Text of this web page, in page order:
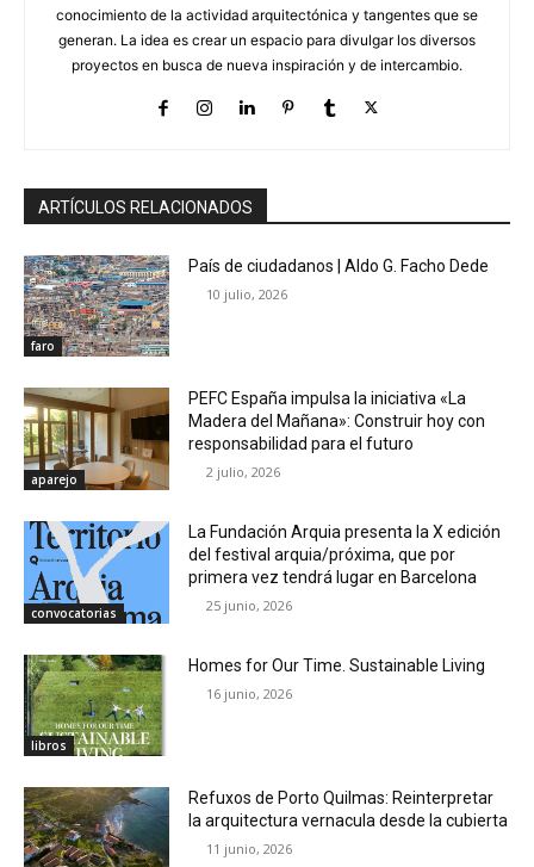
conocimiento de la actividad arquitectónica y tangentes que se
generan. La idea es crear un espacio para divulgar los diversos
proyectos en busca de nueva inspiración y de intercambio.
ARTÍCULOS RELACIONADOS
faro
País de ciudadanos | Aldo G. Facho Dede
10 julio, 2026
aparejo
PEFC España impulsa la iniciativa «La
Madera del Mañana»: Construir hoy con
responsabilidad para el futuro
2 julio, 2026
convocatorias
La Fundación Arquia presenta la X edición
del festival arquia/próxima, que por
primera vez tendrá lugar en Barcelona
25 junio, 2026
libros
Homes for Our Time. Sustainable Living
16 junio, 2026
Refuxos de Porto Quilmas: Reinterpretar
la arquitectura vernacula desde la cubierta
11 junio, 2026